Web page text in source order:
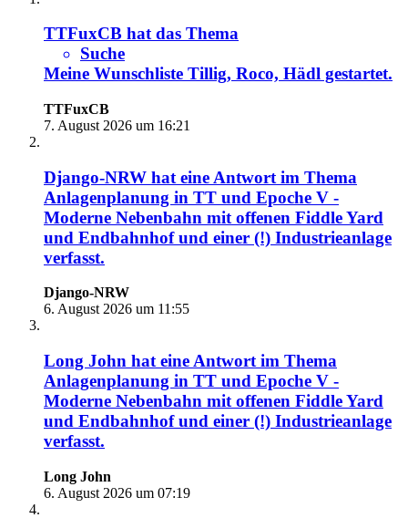
TTFuxCB hat das Thema
Suche
Meine Wunschliste Tillig, Roco, Hädl gestartet.
TTFuxCB
7. August 2026 um 16:21
Django-NRW hat eine Antwort im Thema
Anlagenplanung in TT und Epoche V -
Moderne Nebenbahn mit offenen Fiddle Yard
und Endbahnhof und einer (!) Industrieanlage
verfasst.
Django-NRW
6. August 2026 um 11:55
Long John hat eine Antwort im Thema
Anlagenplanung in TT und Epoche V -
Moderne Nebenbahn mit offenen Fiddle Yard
und Endbahnhof und einer (!) Industrieanlage
verfasst.
Long John
6. August 2026 um 07:19